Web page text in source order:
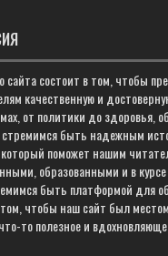
сайта состоит в том, чтобы
качественную и
от политики до здоровья,
быть надежным
поможет нашим
образованными и в
быть платформой для
чтобы наш сайт был
то полезное и